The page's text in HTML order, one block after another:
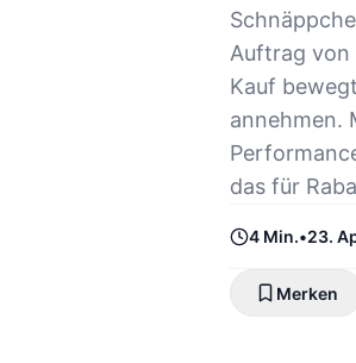
Auftrag von
Kauf
annehmen.
das für
4 Min.•23.
Merken